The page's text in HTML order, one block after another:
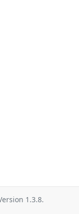
1.3.8.